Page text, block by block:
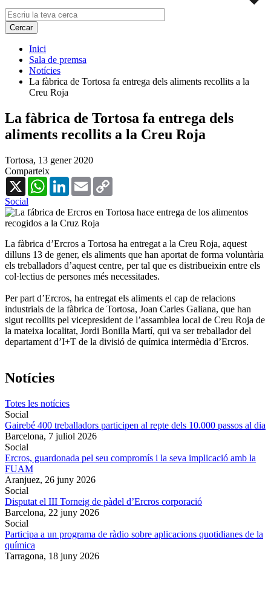
Inici
Sala de premsa
Notícies
La fàbrica de Tortosa fa entrega dels aliments recollits a la
Creu Roja
La fàbrica de Tortosa fa entrega dels
aliments recollits a la Creu Roja
Tortosa, 13 gener 2020
Comparteix
X
WhatsAppLinkedInEmail
Social
La fàbrica d’Ercros a Tortosa ha entregat a la Creu Roja, aquest
dilluns 13 de gener, els aliments que han aportat de forma voluntària
els treballadors d’aquest centre, per tal que es distribueixin entre els
col·lectius de persones més necessitades.
Per part d’Ercros, ha entregat els aliments el cap de relacions
industrials de la fàbrica de Tortosa, Joan Carles Galiana, que han
sigut recollits pel vicepresident de l’assamblea local de Creu Roja de
la mateixa localitat, Jordi Bonilla Martí, qui va ser treballador del
departament d’I+T de la divisió de química intermèdia d’Ercros.
Notícies
Totes les notícies
Social
Gairebé 400 treballadors participen al repte dels 10.000 passos al dia
Barcelona, 7 juliol 2026
Social
Ercros, guardonada pel seu compromís i la seva implicació amb la
FUAM
Aranjuez, 26 juny 2026
Social
Disputat el III Torneig de pàdel d’Ercros corporació
Barcelona, 22 juny 2026
Social
Participa a un programa de ràdio sobre aplicacions quotidianes de la
química
Tarragona, 18 juny 2026